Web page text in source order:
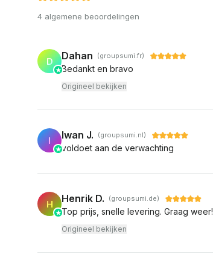
4 algemene beoordelingen
D Dahan (groupsumi.fr)
Bedankt en bravo
Origineel bekijken
I Iwan J. (groupsumi.nl)
voldoet aan de verwachting
H Henrik D. (groupsumi.de)
Top prijs, snelle levering. Graag weer!
Origineel bekijken